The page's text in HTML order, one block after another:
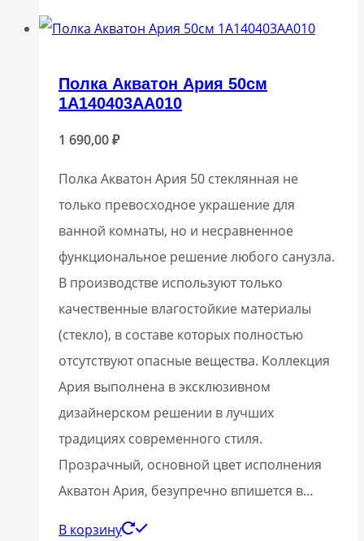
Полка Акватон Ария 50см
1A140403AA010
1 690,00₽
Полка Акватон Ария 50 стеклянная не
только превосходное украшение для
ванной комнаты, но и несравненное
функциональное решение любого санузла.
В производстве используют только
качественные влагостойкие материалы
(стекло), в составе которых полностью
отсутствуют опасные вещества. Коллекция
Ария выполнена в эксклюзивном
дизайнерском решении в лучших
традициях современного стиля.
Прозрачный, основной цвет исполнения
Акватон Ария, безупречно впишется в…
В корзину